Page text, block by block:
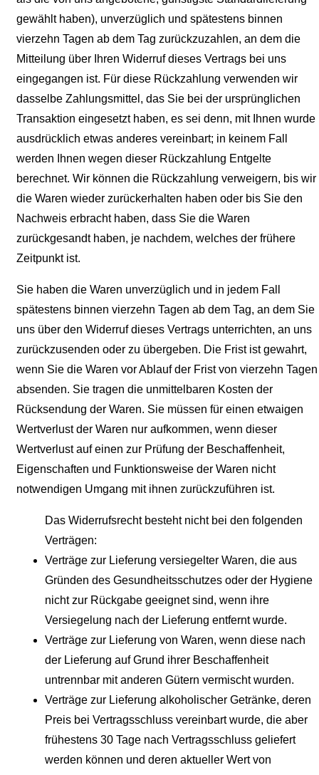
gewählt haben), unverzüglich und spätestens binnen
vierzehn Tagen ab dem Tag zurückzuzahlen, an dem die
Mitteilung über Ihren Widerruf dieses Vertrags bei uns
eingegangen ist. Für diese Rückzahlung verwenden wir
dasselbe Zahlungsmittel, das Sie bei der ursprünglichen
Transaktion eingesetzt haben, es sei denn, mit Ihnen wurde
ausdrücklich etwas anderes vereinbart; in keinem Fall
werden Ihnen wegen dieser Rückzahlung Entgelte
berechnet. Wir können die Rückzahlung verweigern, bis wir
die Waren wieder zurückerhalten haben oder bis Sie den
Nachweis erbracht haben, dass Sie die Waren
zurückgesandt haben, je nachdem, welches der frühere
Zeitpunkt ist.
Sie haben die Waren unverzüglich und in jedem Fall
spätestens binnen vierzehn Tagen ab dem Tag, an dem Sie
uns über den Widerruf dieses Vertrags unterrichten, an uns
zurückzusenden oder zu übergeben. Die Frist ist gewahrt,
wenn Sie die Waren vor Ablauf der Frist von vierzehn Tagen
absenden. Sie tragen die unmittelbaren Kosten der
Rücksendung der Waren. Sie müssen für einen etwaigen
Wertverlust der Waren nur aufkommen, wenn dieser
Wertverlust auf einen zur Prüfung der Beschaffenheit,
Eigenschaften und Funktionsweise der Waren nicht
notwendigen Umgang mit ihnen zurückzuführen ist.
Das Widerrufsrecht besteht nicht bei den folgenden
Verträgen:
Verträge zur Lieferung versiegelter Waren, die aus
Gründen des Gesundheitsschutzes oder der Hygiene
nicht zur Rückgabe geeignet sind, wenn ihre
Versiegelung nach der Lieferung entfernt wurde.
Verträge zur Lieferung von Waren, wenn diese nach
der Lieferung auf Grund ihrer Beschaffenheit
untrennbar mit anderen Gütern vermischt wurden.
Verträge zur Lieferung alkoholischer Getränke, deren
Preis bei Vertragsschluss vereinbart wurde, die aber
frühestens 30 Tage nach Vertragsschluss geliefert
werden können und deren aktueller Wert von